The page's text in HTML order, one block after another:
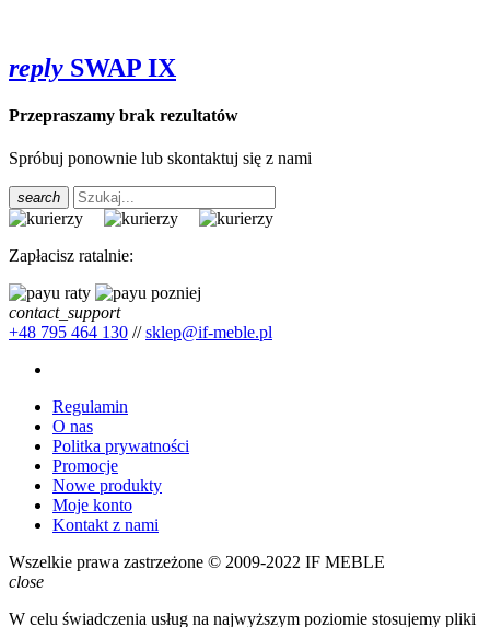
reply SWAP IX
Przepraszamy brak rezultatów
Spróbuj ponownie lub skontaktuj się z nami
search
Zapłacisz ratalnie:
contact_support
+48 795 464 130 // sklep@if-meble.pl
Regulamin
O nas
Politka prywatności
Promocje
Nowe produkty
Moje konto
Kontakt z nami
Wszelkie prawa zastrzeżone © 2009-2022 IF MEBLE
close
W celu świadczenia usług na najwyższym poziomie stosujemy pliki